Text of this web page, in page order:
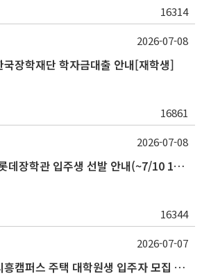
16314
장학재단 학자금대출 안내[재학생]
16861
2026-07-08
2026-2학기 신격호 롯데장학관 입주생 선발 안내(~7/10 10:00)
16344
2026-07-08
2026학년도 2학기 시흥캠퍼스 주택 대학원생 입주자 모집 안내
2026-07-07